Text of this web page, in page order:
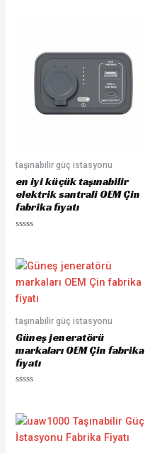
taşınabilir güç istasyonu
en iyi küçük taşınabilir
elektrik santrali OEM Çin
fabrika fiyatı
e
d
0
o
u
t
ftaşınabilir güç istasyonu
Güneş jeneratörü
markaları OEM Çin fabrika
fiyatı
e
d
0
o